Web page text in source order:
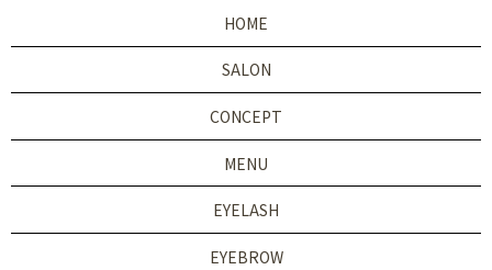
HOME
SALON
CONCEPT
MENU
EYELASH
EYEBROW